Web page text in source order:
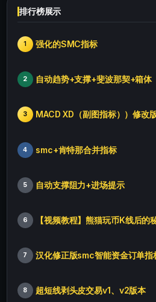
排行榜展示
1 强化的SMC指标
2 自动趋势+支撑+斐波那契+箱体
3 MACD XD（副图指标））修改
4 smc+肯特那合并指标
5 自动支撑阻力+进场提示
6 【视频教程】熊猫玩币K线后的
7 汉化修正版smc智能资金订单指
8 超短线剥头皮交易v1、v2版本